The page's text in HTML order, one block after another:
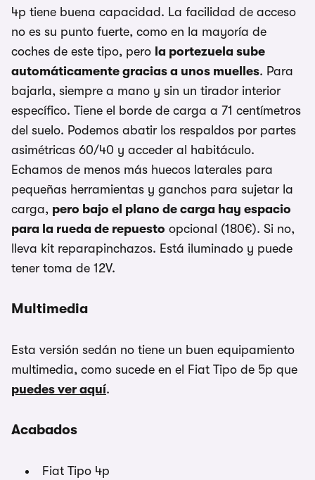
4p tiene buena capacidad. La facilidad de acceso
no es su punto fuerte, como en la mayoría de
coches de este tipo, pero la portezuela sube
automáticamente gracias a unos muelles. Para
bajarla, siempre a mano y sin un tirador interior
específico. Tiene el borde de carga a 71 centímetros
del suelo. Podemos abatir los respaldos por partes
asimétricas 60/40 y acceder al habitáculo.
Echamos de menos más huecos laterales para
pequeñas herramientas y ganchos para sujetar la
carga, pero bajo el plano de carga hay espacio
para la rueda de repuesto opcional (180€). Si no,
lleva kit reparapinchazos. Está iluminado y puede
tener toma de 12V.
Multimedia
Esta versión sedán no tiene un buen equipamiento
multimedia, como sucede en el Fiat Tipo de 5p que
puedes ver aquí.
Acabados
Fiat Tipo 4p